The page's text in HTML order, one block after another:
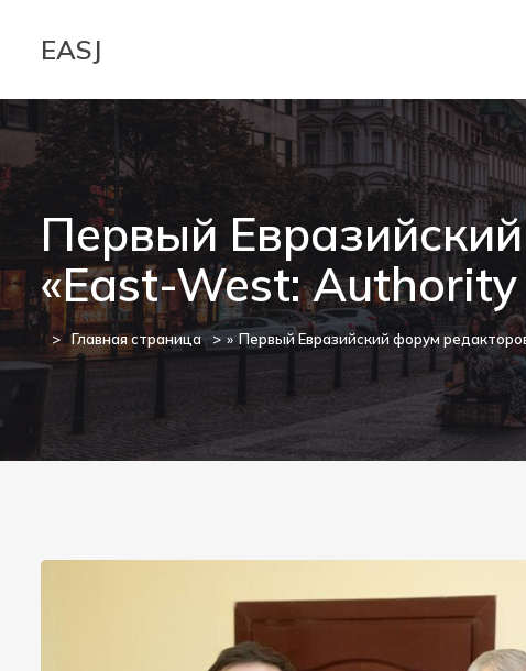
EASJ
Первый
«East-West:
Главная страница » Первый Евразийский форум